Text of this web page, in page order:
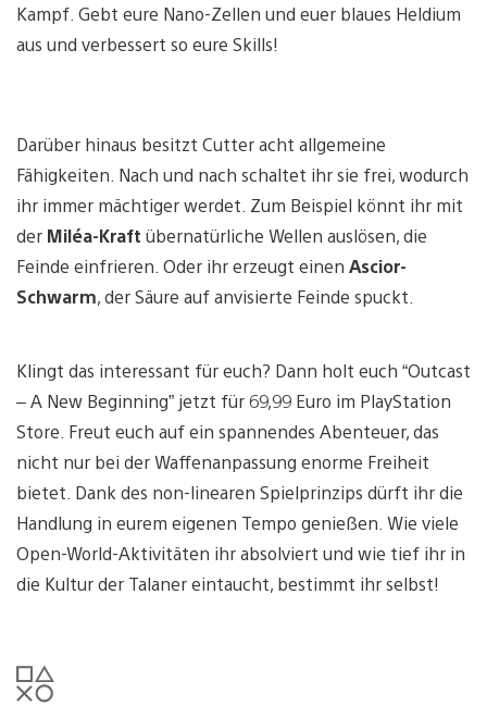
Kampf. Gebt eure Nano-Zellen und euer blaues Heldium
aus und verbessert so eure Skills!
Darüber hinaus besitzt Cutter acht allgemeine
Fähigkeiten. Nach und nach schaltet ihr sie frei, wodurch
ihr immer mächtiger werdet. Zum Beispiel könnt ihr mit
der Miléa-Kraft übernatürliche Wellen auslösen, die
Feinde einfrieren. Oder ihr erzeugt einen Ascior-
Schwarm, der Säure auf anvisierte Feinde spuckt.
Klingt das interessant für euch? Dann holt euch “Outcast
– A New Beginning” jetzt für 69,99 Euro im PlayStation
Store. Freut euch auf ein spannendes Abenteuer, das
nicht nur bei der Waffenanpassung enorme Freiheit
bietet. Dank des non-linearen Spielprinzips dürft ihr die
Handlung in eurem eigenen Tempo genießen. Wie viele
Open-World-Aktivitäten ihr absolviert und wie tief ihr in
die Kultur der Talaner eintaucht, bestimmt ihr selbst!